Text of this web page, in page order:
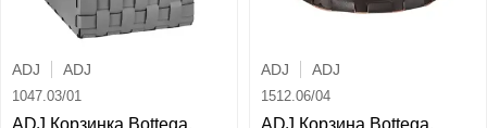
ADJ ADJ
1047.03/01
ADJ ADJ
1512.06/04